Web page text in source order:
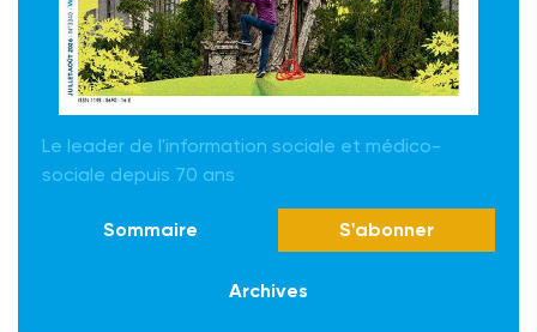
Le leader de l'information sociale et médico-
sociale depuis 70 ans
Sommaire S'abonner
Archives